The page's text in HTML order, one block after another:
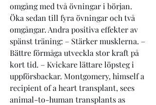
omgång med två övningar i början.
Öka sedan till fyra övningar och två
omgångar. Andra positiva effekter av
spänst träning: – Stärker musklerna. –
Bättre förmåga utveckla stor kraft på
kort tid. – Kvickare lättare löpsteg i
uppförsbackar. Montgomery, himself a
recipient of a heart transplant, sees
animal-to-human transplants as